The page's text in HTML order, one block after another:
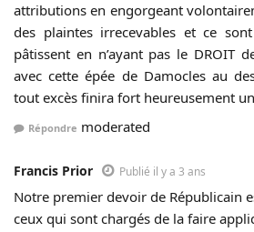
attributions en engorgeant
des plaintes irrecevables et ce
pâtissent en n’ayant pas le DROIT
avec cette épée de Damocles au
tout excès finira fort heureusement
Répondre moderated
Francis Prior Publié il y a 3 ans
Notre premier devoir de Républicain
ceux qui sont chargés de la faire